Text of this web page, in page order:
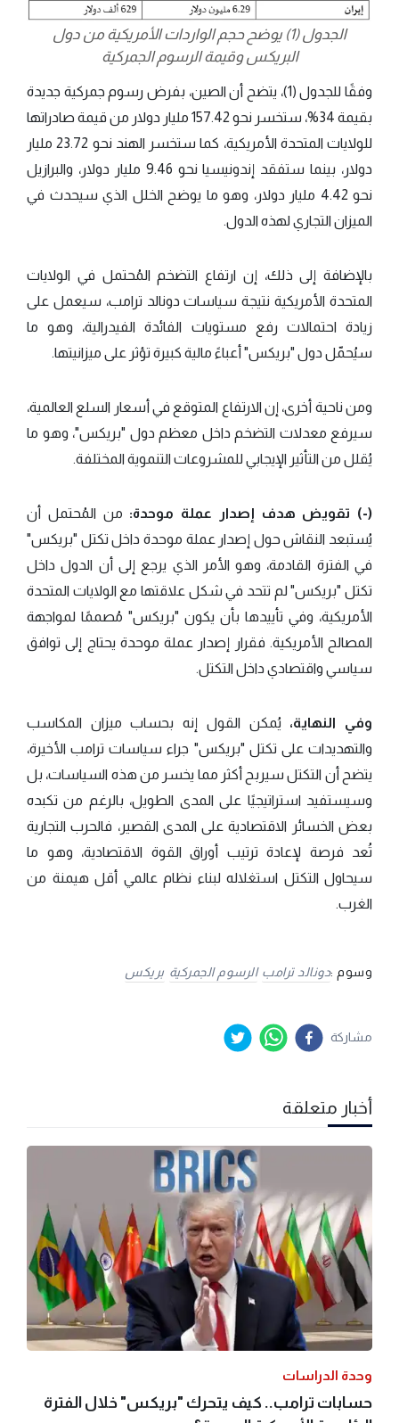
الجدول (1) يوضح حجم الواردات الأمريكية من دول
البريكس وقيمة الرسوم الجمركية
وفقًا للجدول (1)، يتضح أن الصين، بفرض رسوم جمركية جديدة
بقيمة 34%، ستخسر نحو 157.42 مليار دولار من قيمة صادراتها
للولايات المتحدة الأمريكية، كما ستخسر الهند نحو 23.72 مليار
دولار، بينما ستفقد إندونيسيا نحو 9.46 مليار دولار، والبرازيل
نحو 4.42 مليار دولار، وهو ما يوضح الخلل الذي سيحدث في
الميزان التجاري لهذه الدول.
بالإضافة إلى ذلك، إن ارتفاع التضخم المُحتمل في الولايات
المتحدة الأمريكية نتيجة سياسات دونالد ترامب، سيعمل على
زيادة احتمالات رفع مستويات الفائدة الفيدرالية، وهو ما
سيُحمّل دول "بريكس" أعباءً مالية كبيرة تؤثر على ميزانيتها.
ومن ناحية أخرى، إن الارتفاع المتوقع في أسعار السلع العالمية،
سيرفع معدلات التضخم داخل معظم دول "بريكس"، وهو ما
يُقلل من التأثير الإيجابي للمشروعات التنموية المختلفة.
(-) تقويض هدف إصدار عملة موحدة: من المُحتمل أن
يُستبعد النقاش حول إصدار عملة موحدة داخل تكتل "بريكس"
في الفترة القادمة، وهو الأمر الذي يرجع إلى أن الدول داخل
تكتل "بريكس" لم تتحد في شكل علاقتها مع الولايات المتحدة
الأمريكية، وفي تأييدها بأن يكون "بريكس" مُصممًا لمواجهة
المصالح الأمريكية. فقرار إصدار عملة موحدة يحتاج إلى توافق
سياسي واقتصادي داخل التكتل.
وفي النهاية، يُمكن القول إنه بحساب ميزان المكاسب
والتهديدات على تكتل "بريكس" جراء سياسات ترامب الأخيرة،
يتضح أن التكتل سيربح أكثر مما يخسر من هذه السياسات، بل
وسيستفيد استراتيجيًا على المدى الطويل، بالرغم من تكبده
بعض الخسائر الاقتصادية على المدى القصير، فالحرب التجارية
تُعد فرصة لإعادة ترتيب أوراق القوة الاقتصادية، وهو ما
سيحاول التكتل استغلاله لبناء نظام عالمي أقل هيمنة من
الغرب.
وسوم :دونالد ترامب الرسوم الجمركية بريكس
مشاركة
أخبار متعلقة
وحدة الدراسات
حسابات ترامب.. كيف يتحرك "بريكس" خلال الفترة